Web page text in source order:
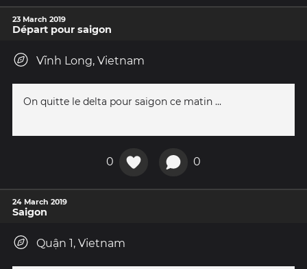
23 March 2019
Départ pour saigon
Vĩnh Long, Vietnam
On quitte le delta pour saigon ce matin ...
0 0
24 March 2019
Saigon
Quận 1, Vietnam